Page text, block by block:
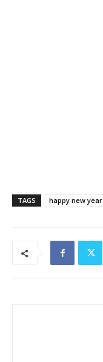
TAGS happy new year